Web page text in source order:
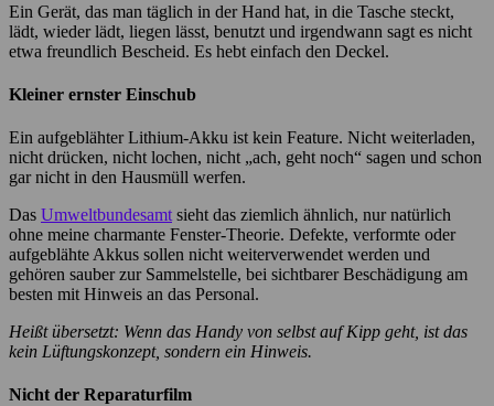
Ein Gerät, das man täglich in der Hand hat, in die Tasche steckt,
lädt, wieder lädt, liegen lässt, benutzt und irgendwann sagt es nicht
etwa freundlich Bescheid. Es hebt einfach den Deckel.
Kleiner ernster Einschub
Ein aufgeblähter Lithium-Akku ist kein Feature. Nicht weiterladen,
nicht drücken, nicht lochen, nicht „ach, geht noch“ sagen und schon
gar nicht in den Hausmüll werfen.
Das Umweltbundesamt sieht das ziemlich ähnlich, nur natürlich
ohne meine charmante Fenster-Theorie. Defekte, verformte oder
aufgeblähte Akkus sollen nicht weiterverwendet werden und
gehören sauber zur Sammelstelle, bei sichtbarer Beschädigung am
besten mit Hinweis an das Personal.
Heißt übersetzt: Wenn das Handy von selbst auf Kipp geht, ist das
kein Lüftungskonzept, sondern ein Hinweis.
Nicht der Reparaturfilm